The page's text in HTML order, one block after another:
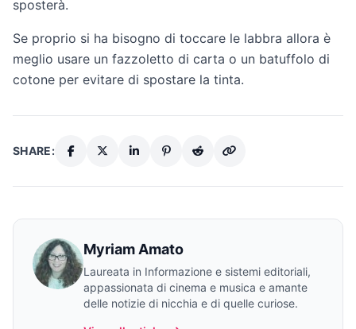
sposterà.
Se proprio si ha bisogno di toccare le labbra allora è
meglio usare un fazzoletto di carta o un batuffolo di
cotone per evitare di spostare la tinta.
SHARE:
Myriam Amato
Laureata in Informazione e sistemi editoriali,
appassionata di cinema e musica e amante
delle notizie di nicchia e di quelle curiose.